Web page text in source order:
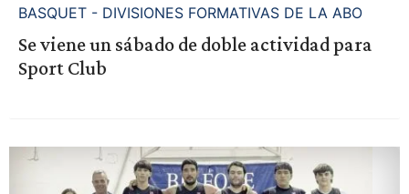
BASQUET - DIVISIONES FORMATIVAS DE LA ABO
Se viene un sábado de doble actividad para
Sport Club